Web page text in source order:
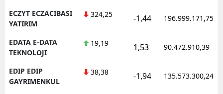
ECZYT ECZACIBASI
YATIRIM
324,25 -1,44 196.999.171,75
EDATA E-DATA
TEKNOLOJI
19,19 1,53 90.472.910,39
EDIP EDIP
GAYRIMENKUL
38,38 -1,94 135.573.300,24